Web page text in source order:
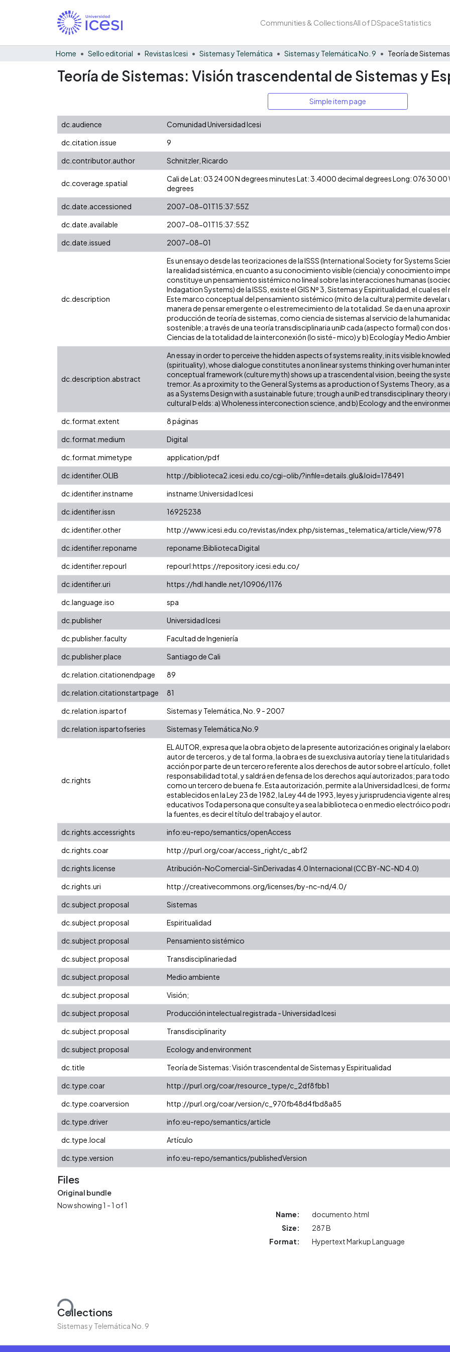
Communities & CollectionsAll of DSpaceStatistics
Home Sello editorial Revistas Icesi Sistemas y Telemática Sistemas y Telemática No. 9
Teoría de Sistemas: Visión trascendental de Sistemas y
Simple item page
dc.audience Comunidad Universidad Icesi
dc.citation.issue
9
dc.contributor.author
Schnitzler, Ricardo
dc.coverage.spatial
Cali de Lat: 03 24 00 N degrees minutes Lat: 3.4000 decimal degrees Long: 076 30
degrees
dc.date.accessioned
2007-08-01T15:37:55Z
dc.date.available
2007-08-01T15:37:55Z
dc.date.issued
2007-08-01
dc.description
Es un ensayo desde las teorizaciones de la ISSS (International Society for Systems
la realidad sistémica, en cuanto a su conocimiento visible (ciencia) y conocimiento
constituye un pensamiento sistémico no lineal sobre las interacciones humanas
Indagation Systems) de la ISSS, existe el GIS Nº 3, Sistemas y Espiritualidad, el cual es
Este marco conceptual del pensamiento sistémico (mito de la cultura) permite develar
manera de pensar emergente o el estremecimiento de la totalidad. Se da en una
producción de teoría de sistemas, como ciencia de sistemas al servicio de la
sostenible; a través de una teoría transdisciplinaria uniÞ cada (aspecto formal) con
Ciencias de la totalidad de la interconexión (lo sisté- mico) y b) Ecología y Medio
dc.description.abstract
An essay in order to perceive the hidden aspects of systems reality, in its visible
(spirituality), whose dialogue constitutes a non linear systems thinking over human
conceptual framework (culture myth) shows up a trascendental vision, beeing the
tremor. As a proximity to the General Systems as a production of Systems Theory, as
as a Systems Design with a sustainable future; trough a uniÞ ed transdisciplinary
cultural Þ elds: a) Wholeness interconection science, and b) Ecology and the
dc.format.extent 8 páginas
dc.format.medium
Digital
dc.format.mimetype
application/pdf
dc.identifier.OLIB
http://biblioteca2.icesi.edu.co/cgi-olib/?infile=details.glu&loid=178491
dc.identifier.instname
instname:Universidad Icesi
dc.identifier.issn
16925238
dc.identifier.other
http://www.icesi.edu.co/revistas/index.php/sistemas_telematica/article/view/978
dc.identifier.reponame
reponame:Biblioteca Digital
dc.identifier.repourl
repourl:https://repository.icesi.edu.co/
dc.identifier.uri
https://hdl.handle.net/10906/1176
dc.language.iso
spa
dc.publisher
Universidad Icesi
dc.publisher.faculty
Facultad de Ingeniería
dc.publisher.place
Santiago de Cali
dc.relation.citationendpage
89
dc.relation.citationstartpage
81
dc.relation.ispartof
Sistemas y Telemática, No. 9 - 2007
dc.relation.ispartofseries
Sistemas y Telemática;No.9
dc.rights
EL AUTOR, expresa que la obra objeto de la presente autorización es original y la
autor de terceros, y de tal forma, la obra es de su exclusiva autoría y tiene la titularidad
acción por parte de un tercero referente a los derechos de autor sobre el artículo,
responsabilidad total, y saldrá en defensa de los derechos aquí autorizados; para
como un tercero de buena fe. Esta autorización, permite a la Universidad Icesi, de
establecidos en la Ley 23 de 1982, la Ley 44 de 1993, leyes y jurisprudencia vigente al
educativos Toda persona que consulte ya sea la biblioteca o en medio electróico
la fuentes, es decir el título del trabajo y el autor.
dc.rights.accessrights info:eu-repo/semantics/openAccess
dc.rights.coar
http://purl.org/coar/access_right/c_abf2
dc.rights.license
Atribución-NoComercial-SinDerivadas 4.0 Internacional (CC BY-NC-ND 4.0)
dc.rights.uri
http://creativecommons.org/licenses/by-nc-nd/4.0/
dc.subject.proposal
Sistemas
dc.subject.proposal
Espiritualidad
dc.subject.proposal
Pensamiento sistémico
dc.subject.proposal
Transdisciplinariedad
dc.subject.proposal
Medio ambiente
dc.subject.proposal
Visión;
dc.subject.proposal
Producción intelectual registrada - Universidad Icesi
dc.subject.proposal
Transdisciplinarity
dc.subject.proposal
Ecology and environment
dc.title
Teoría de Sistemas: Visión trascendental de Sistemas y Espiritualidad
dc.type.coar
http://purl.org/coar/resource_type/c_2df8fbb1
dc.type.coarversion
http://purl.org/coar/version/c_970fb48d4fbd8a85
dc.type.driver
info:eu-repo/semantics/article
dc.type.local
Artículo
dc.type.version
info:eu-repo/semantics/publishedVersion
Files
Original bundle
Now showing1 - 1 of 1
Loading...
Name:
documento.html
Size:
287 B
Format:
Hypertext Markup Language
Collections
Sistemas y Telemática No. 9